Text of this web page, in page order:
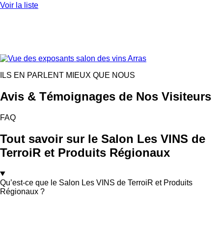
Voir la liste
ILS EN PARLENT MIEUX QUE NOUS
Avis & Témoignages de Nos Visiteurs
FAQ
Tout savoir sur le Salon Les VINS de
TerroiR et Produits Régionaux
Qu’est-ce que le Salon Les VINS de TerroiR et Produits
Régionaux ?